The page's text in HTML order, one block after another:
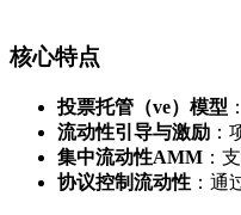
核心特点
投票托管（ve）模型
流动性引导与激励 ：
集中流动性AMM ：
协议控制流动性 ：通